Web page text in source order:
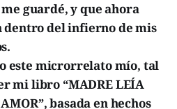
guardé, y que ahora
dentro del infierno de mis
este microrrelato mío, tal
mi libro “MADRE LEÍA
basada en hechos